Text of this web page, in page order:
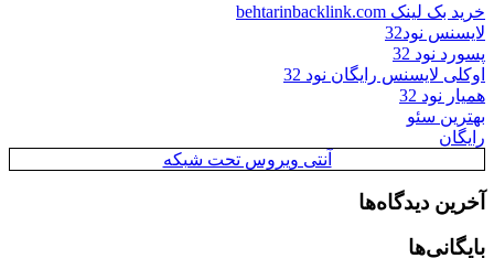
خرید بک لینک behtarinbacklink.com
لایسنس نود32
پسورد نود 32
اوکلی لایسنس رایگان نود 32
همیار نود 32
بهترین سئو
رایگان
آنتی ویروس تحت شبکه
آخرین دیدگاه‌ها
بایگانی‌ها